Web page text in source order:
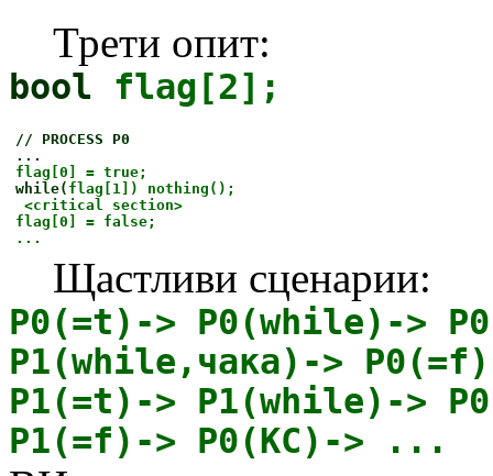
Трети опит:
bool flag[2];
// PROCESS P0
...
flag[0] = true;
while( flag[1]) nothing();
<critical section>
flag[0] = false;
...
Щастливи сценарии:
P0(=t)-> P0(while)->
P1(while,чака)->
P1(=t)-> P1(while)->
P1(=f)-> P0(КС)-> ...